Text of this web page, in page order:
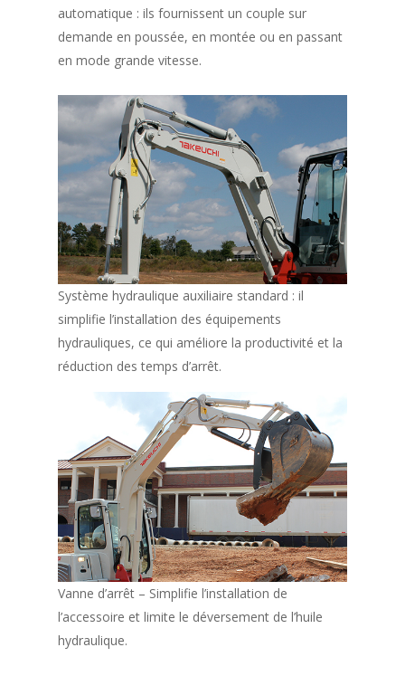
automatique : ils fournissent un couple sur
demande en poussée, en montée ou en passant
en mode grande vitesse.
Système hydraulique auxiliaire standard : il
simplifie l’installation des équipements
hydrauliques, ce qui améliore la productivité et la
réduction des temps d’arrêt.
Vanne d’arrêt – Simplifie l’installation de
l’accessoire et limite le déversement de l’huile
hydraulique.